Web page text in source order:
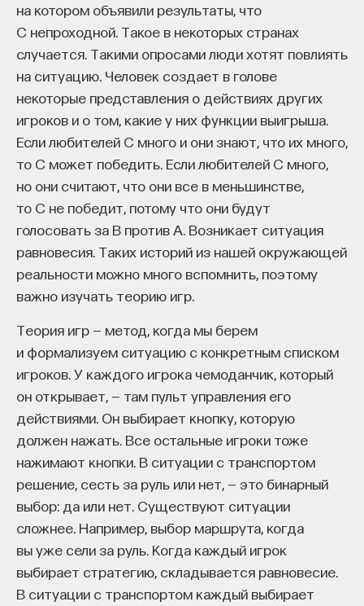
на котором объявили результаты, что
C непроходной. Такое в некоторых странах
случается. Такими опросами люди хотят повлиять
на ситуацию. Человек создает в голове
некоторые представления о действиях других
игроков и о том, какие у них функции выигрыша.
Если любителей C много и они знают, что их много,
то C может победить. Если любителей C много,
но они считают, что они все в меньшинстве,
то C не победит, потому что они будут
голосовать за B против A. Возникает ситуация
равновесия. Таких историй из нашей окружающей
реальности можно много вспомнить, поэтому
важно изучать теорию игр.
Теория игр — метод, когда мы берем
и формализуем ситуацию с конкретным списком
игроков. У каждого игрока чемоданчик, который
он открывает, — там пульт управления его
действиями. Он выбирает кнопку, которую
должен нажать. Все остальные игроки тоже
нажимают кнопки. В ситуации с транспортом
решение, сесть за руль или нет, — это бинарный
выбор: да или нет. Существуют ситуации
сложнее. Например, выбор маршрута, когда
вы уже сели за руль. Когда каждый игрок
выбирает стратегию, складывается равновесие.
В ситуации с транспортом каждый выбирает
НАУКА ЖУРНАЛ
ФИЛОСОФСКИЙ ПОИСК: НАЧАЛА
КУРС
Философский поиск: начала
СОХРАНИТЬ КУРС
Внеси свой вклад в дело
просвещения!
ПОДДЕРЖАТЬ ПОСТНАУКУ